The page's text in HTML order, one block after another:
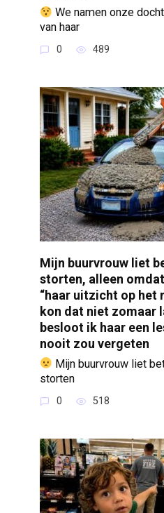
We namen onze
van haar
0 489
Mijn buurvrouw liet
storten, alleen
“haar uitzicht op het
kon dat niet zomaar
besloot ik haar een
nooit zou vergeten
Mijn buurvrouw liet
storten
0 518